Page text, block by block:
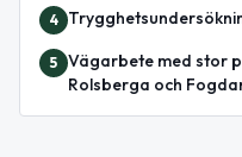
4
5 Vägarbete med stor
Rolsberga och